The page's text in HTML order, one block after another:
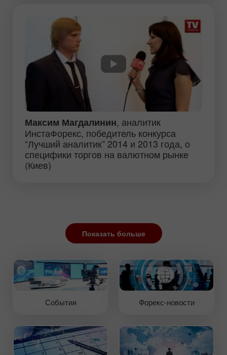
Максим Магдалинин, аналитик
ИнстаФорекс, победитель конкурса
“Лучший аналитик” 2014 и 2013 года, о
специфики торгов на валютном рынке
(Киев)
Показать больше
События Форекс-новости